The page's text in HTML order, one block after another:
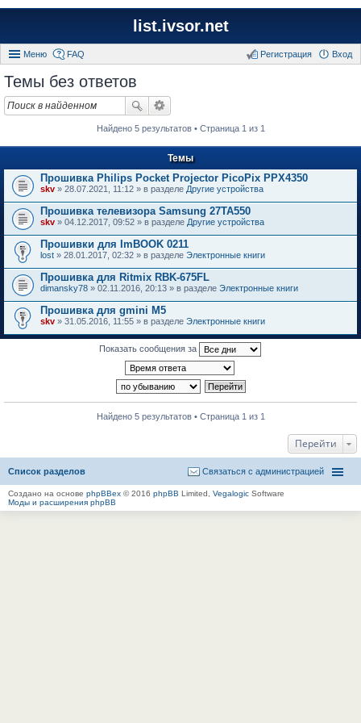
list.ivsor.net
Меню FAQ Вход
Регистрация
Темы без ответов
Найдено 5 результатов • Страница 1 из 1
Темы
Прошивка Philips Pocket Projector PicoPix PPX4350
skv » 28.07.2021, 11:12 » в разделе Другие устройства
Прошивка телевизора Samsung 27TA550
skv » 04.12.2017, 09:52 » в разделе Другие устройства
Прошивки для ImBOOK 0211
lost » 28.01.2017, 02:32 » в разделе Электронные книги
Прошивка для Ritmix RBK-675FL
dimansky78 » 02.11.2016, 20:13 » в разделе Электронные книги
Прошивка для gmini M5
skv » 31.05.2016, 11:55 » в разделе Электронные книги
Показать сообщения за
Найдено 5 результатов • Страница 1 из 1
Перейти
Список разделов Связаться с администрацией
Создано на основе phpBBex © 2016 phpBB Limited, Vegalogic Software
Моды и расширения phpBB